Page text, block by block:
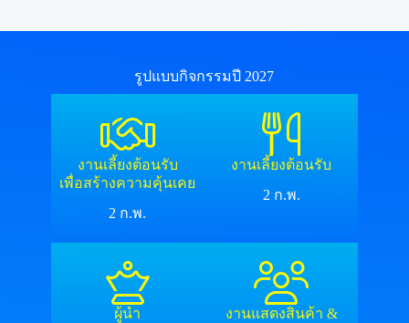
รูปแบบกิจกรรมปี 2027
งานเลี้ยงต้อนรับ
เพื่อสร้างความคุ้นเคย
2 ก.พ.
งานเลี้ยงต้อนรับ
2 ก.พ.
ผู้นำ
งานแสดงสินค้า &